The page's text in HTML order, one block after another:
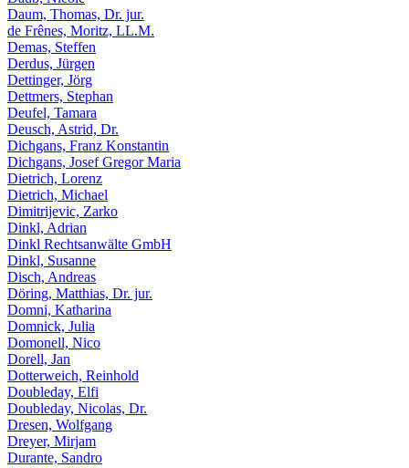
Daum, Thomas, Dr. jur.
de Frênes, Moritz, LL.M.
Demas, Steffen
Derdus, Jürgen
Dettinger, Jörg
Dettmers, Stephan
Deufel, Tamara
Deusch, Astrid, Dr.
Dichgans, Franz Konstantin
Dichgans, Josef Gregor Maria
Dietrich, Lorenz
Dietrich, Michael
Dimitrijevic, Zarko
Dinkl, Adrian
Dinkl Rechtsanwälte GmbH
Dinkl, Susanne
Disch, Andreas
Döring, Matthias, Dr. jur.
Domni, Katharina
Domnick, Julia
Domonell, Nico
Dorell, Jan
Dotterweich, Reinhold
Doubleday, Elfi
Doubleday, Nicolas, Dr.
Dresen, Wolfgang
Dreyer, Mirjam
Durante, Sandro